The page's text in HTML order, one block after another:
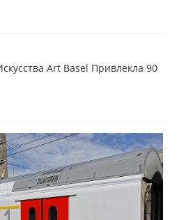
Art Basel Привлекла 90